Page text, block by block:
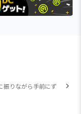
振りながら手前にず